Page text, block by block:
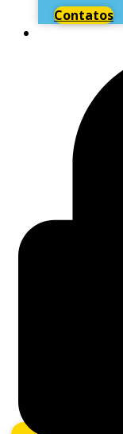
Contatos